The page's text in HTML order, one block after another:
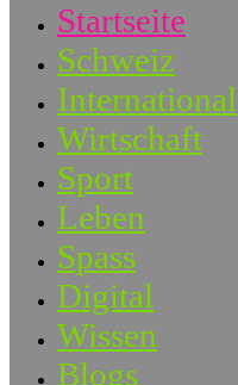
Startseite
Schweiz
International
Wirtschaft
Sport
Leben
Spass
Digital
Wissen
Blogs